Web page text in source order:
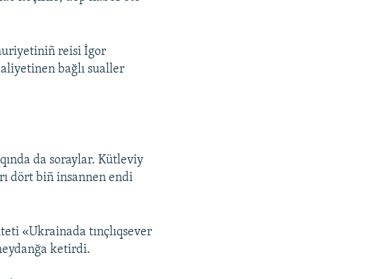
reisi İgor
bağlı sualler
da soraylar. Kütleviy
dört biñ insannen endi
«Ukrainada tınçlıqsever
ketirdi.